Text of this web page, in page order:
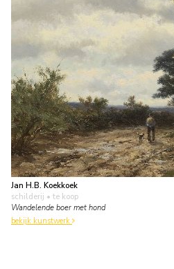
Jan H.B. Koekkoek
schilderij • te koop
Wandelende boer met hond
bekijk kunstwerk